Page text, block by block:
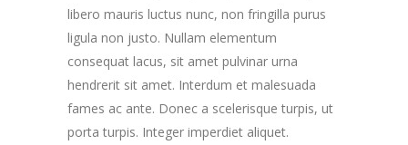
libero mauris luctus nunc, non fringilla purus
ligula non justo. Nullam elementum
consequat lacus, sit amet pulvinar urna
hendrerit sit amet. Interdum et malesuada
fames ac ante. Donec a scelerisque turpis, ut
porta turpis. Integer imperdiet aliquet.